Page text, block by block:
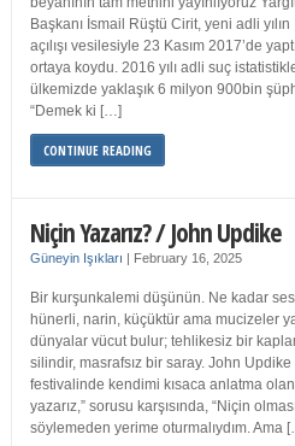
Başkanı İsmail Rüştü Cirit, yeni adli yılın
açılışı vesilesiyle 23 Kasım 2017’de
ortaya koydu. 2016 yılı adli suç
ülkemizde yaklaşık 6 milyon 900bin
“Demek ki […]
CONTINUE READING
Niçin Yazarız? / John Updike
Güneyin Işıkları | February 16, 2025
Bir kurşunkalemi düşünün. Ne kadar
hünerli, narin, küçüktür ama mucizeler
dünyalar vücut bulur; tehlikesiz bir
silindir, masrafsız bir saray. John Updike
festivalinde kendimi kısaca anlatma
yazarız,” sorusu karşısında, “Niçin
söylemeden yerime oturmalıydım. Ama